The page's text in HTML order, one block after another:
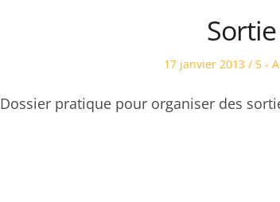
Posted
17 janvier 2013 5 -
Dossier pratique pour organiser des